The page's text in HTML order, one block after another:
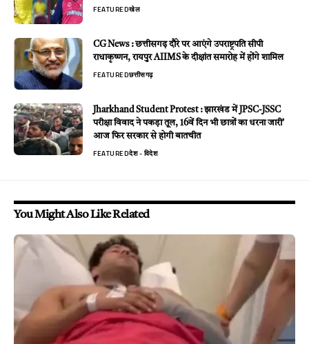
FEATUREDखेल
CG News : छत्तीसगढ़ दौरे पर आएंगे उपराष्ट्रपति सीपी
राधाकृष्णन, रायपुर AIIMS के दीक्षांत समारोह में होंगे शामिल
FEATUREDछत्तीसगढ़
Jharkhand Student Protest : झारखंड में JPSC-JSSC
परीक्षा विवाद ने पकड़ा तूल, 16वें दिन भी छात्रों का धरना जारी’
आज फिर सरकार से होगी बातचीत
FEATUREDदेश - विदेश
You Might Also Like Related